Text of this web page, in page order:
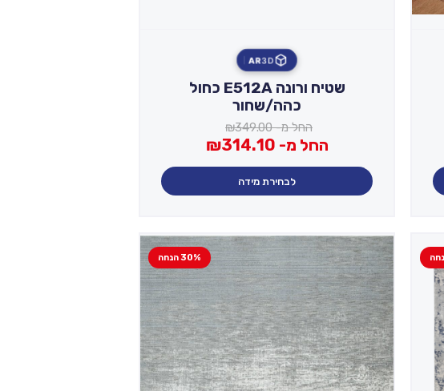
3D
AR
שטיח ורונה E512A כחול
כהה/שחור
החל מ- ₪349.00
החל מ- ₪314.10
לבחירת מידה
30% הנחה